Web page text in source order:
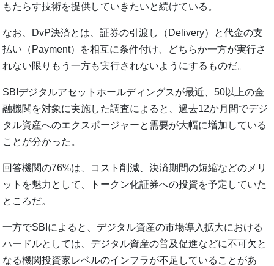
もたらす技術を提供していきたいと続けている。
なお、DvP決済とは、証券の引渡し（Delivery）と代金の支
払い（Payment）を相互に条件付け、どちらか一方が実行さ
れない限りもう一方も実行されないようにするものだ。
SBIデジタルアセットホールディングスが最近、50以上の金
融機関を対象に実施した調査によると、過去12か月間でデジ
タル資産へのエクスポージャーと需要が大幅に増加している
ことが分かった。
回答機関の76%は、コスト削減、決済期間の短縮などのメリ
ットを魅力として、トークン化証券への投資を予定していた
ところだ。
一方でSBIによると、デジタル資産の市場導入拡大における
ハードルとしては、デジタル資産の普及促進などに不可欠と
なる機関投資家レベルのインフラが不足していることがあ